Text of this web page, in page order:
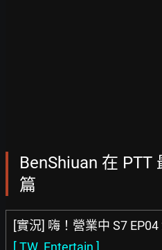
BenShiuan 在 PTT
篇
[實況] 嗨！營業中 S7
[ TW_Entertain ]